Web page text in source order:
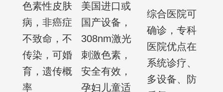
色素性皮肤
病，非癌症
不致命，不
传染，可婚
育，遗传概
率
美国进口或
国产设备，
308nm激光
刺激色素，
安全有效，
孕妇儿童适
综合医院可
确诊，专科
医院优点在
系统诊疗、
多设备、防